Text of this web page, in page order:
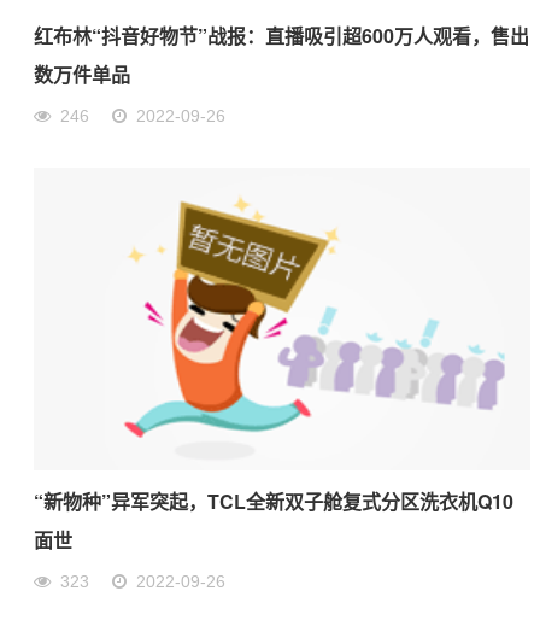
红布林“抖音好物节”战报：直播吸引超600万人观看，售出
数万件单品
246 2022-09-26
“新物种”异军突起，TCL全新双子舱复式分区洗衣机Q10
面世
323 2022-09-26